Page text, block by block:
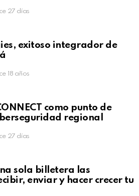
27 días
exitoso integrador de
18 años
to view this postcomo punto de
regional
27 días
Safe For Work
to view this post
sola billetera las
enviar y hacer crecer tu